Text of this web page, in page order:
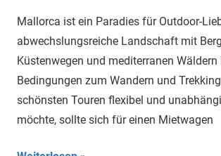
Mallorca ist ein Paradies für Outdoor-
abwechslungsreiche Landschaft mit
Küstenwegen und mediterranen
Bedingungen zum Wandern und
schönsten Touren flexibel und
möchte, sollte sich für einen Mietwagen